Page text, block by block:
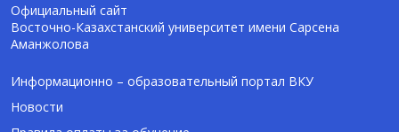
Официальный сайт
Восточно-Казахстанский университет имени Сарсена
Аманжолова
Информационно – образовательный портал ВКУ
Новости
Помощник Amanzholov University
Здравствуйте! Я AI-Talapker — помощник